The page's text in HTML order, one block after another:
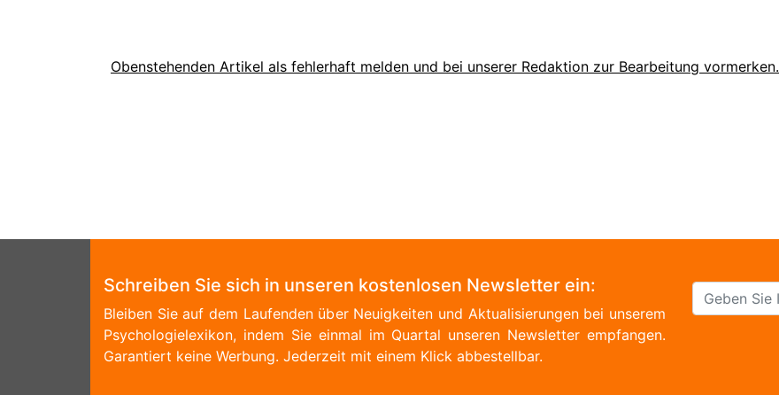
Obenstehenden Artikel als fehlerhaft melden und bei unserer Redaktion zur Bearbeitung vormerken.
Schreiben Sie sich in unseren kostenlosen Newsletter ein:
Bleiben Sie auf dem Laufenden über Neuigkeiten und Aktualisierungen bei unserem
Psychologielexikon, indem Sie einmal im Quartal unseren Newsletter empfangen.
Garantiert keine Werbung. Jederzeit mit einem Klick abbestellbar.